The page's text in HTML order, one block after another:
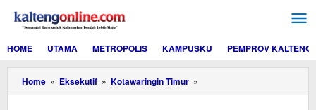
konten
HOME
UTAMA METROPOLIS KAMPUSKU PEMPROV KALTENG
Home » Eksekutif » Kotawaringin Timur »
Lobi